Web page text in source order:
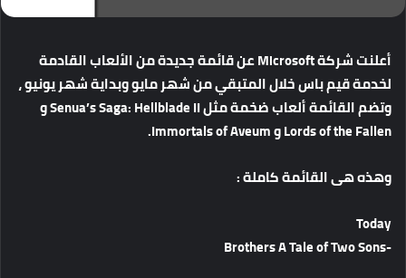
أعلنتشركة عنقائمةجديدةمنالألعابالقادمة
لخدمةقيمباسخلالالمتبقيمنشهرمايووبدايةشهريونيو،
وتضمالقائمةألعابضخمةمثل
و
Lords of the Fallenو
وهذههىالقائمةكاملة:
Today
-Brothers A Tale of Two Sons